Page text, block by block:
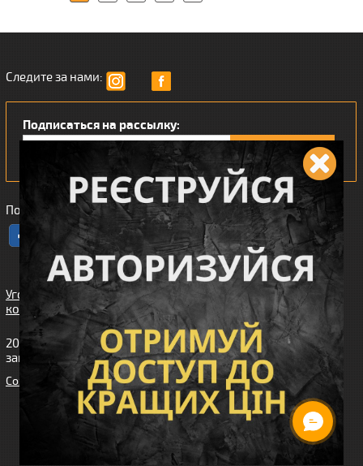
Следите за нами:
Подписаться на рассылку:
Понравился наш интернет магазин?
Угода
користувача
2010-2026 интернет-магазин Wiking™ (Викинг). Все права
защищены.
Cоздание сайта